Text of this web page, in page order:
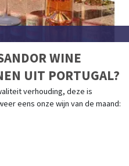
WINE
UIT PORTUGAL?
verhouding, deze is
eens onze wijn van de maand: